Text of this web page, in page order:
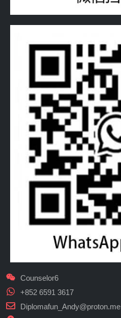
Counselor6
+852 6591 3617
Diplomafun_Andy@proton.me